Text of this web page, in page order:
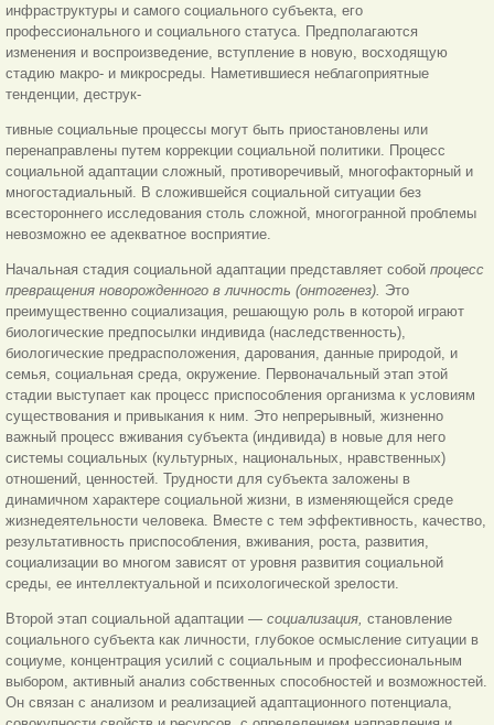
инфраструктуры и самого социального субъекта, его
профессионального и социального статуса. Предполагаются
изменения и воспроизведение, вступление в новую, восходящую
стадию макро- и микросреды. Наметившиеся неблагоприятные
тенденции, деструк-
тивные социальные процессы могут быть приостановлены или
перенаправлены путем коррекции социальной политики. Процесс
социальной адаптации сложный, противоречивый, многофакторный и
многостадиальный. В сложившейся социальной ситуации без
всестороннего исследования столь сложной, многогранной проблемы
невозможно ее адекватное восприятие.
Начальная стадия социальной адаптации представляет собой процесс
превращения новорожденного в личность (онтогенез). Это
преимущественно социализация, решающую роль в которой играют
биологические предпосылки индивида (наследственность),
биологические предрасположения, дарования, данные природой, и
семья, социальная среда, окружение. Первоначальный этап этой
стадии выступает как процесс приспособления организма к условиям
существования и привыкания к ним. Это непрерывный, жизненно
важный процесс вживания субъекта (индивида) в новые для него
системы социальных (культурных, национальных, нравственных)
отношений, ценностей. Трудности для субъекта заложены в
динамичном характере социальной жизни, в изменяющейся среде
жизнедеятельности человека. Вместе с тем эффективность, качество,
результативность приспособления, вживания, роста, развития,
социализации во многом зависят от уровня развития социальной
среды, ее интеллектуальной и психологической зрелости.
Второй этап социальной адаптации — социализация, становление
социального субъекта как личности, глубокое осмысление ситуации в
социуме, концентрация усилий с социальным и профессиональным
выбором, активный анализ собственных способностей и возможностей.
Он связан с анализом и реализацией адаптационного потенциала,